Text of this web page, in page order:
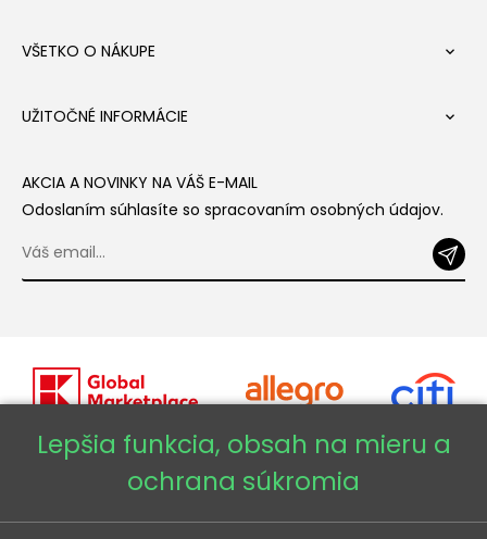
VŠETKO O NÁKUPE 
UŽITOČNÉ INFORMÁCIE 
AKCIA A NOVINKY NA VÁŠ E-MAIL
Odoslaním súhlasíte so spracovaním osobných údajov.
Copyright © 2026 - Veneti™
Lepšia funkcia, obsah na mieru a
ochrana súkromia